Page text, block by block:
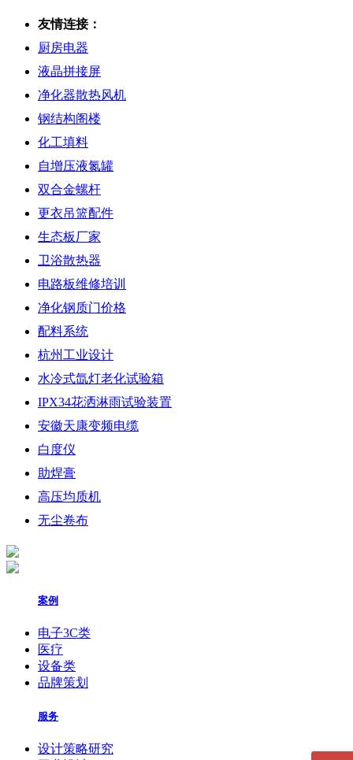
友情连接：
厨房电器
液晶拼接屏
净化器散热风机
钢结构阁楼
化工填料
自增压液氮罐
双合金螺杆
更衣吊篮配件
生态板厂家
卫浴散热器
电路板维修培训
净化钢质门价格
配料系统
杭州工业设计
水冷式氙灯老化试验箱
IPX34花洒淋雨试验装置
安徽天康变频电缆
白度仪
助焊膏
高压均质机
无尘卷布
案例
电子3C类
医疗
设备类
品牌策划
服务
设计策略研究